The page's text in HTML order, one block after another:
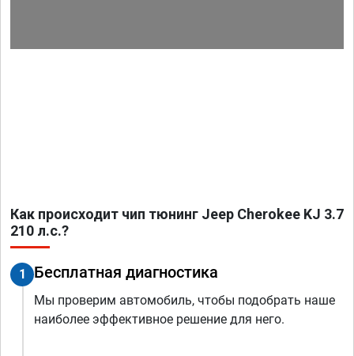
Как происходит чип тюнинг Jeep Cherokee KJ 3.7
210 л.с.?
1 Бесплатная диагностика
Мы проверим автомобиль, чтобы подобрать наше
наиболее эффективное решение для него.